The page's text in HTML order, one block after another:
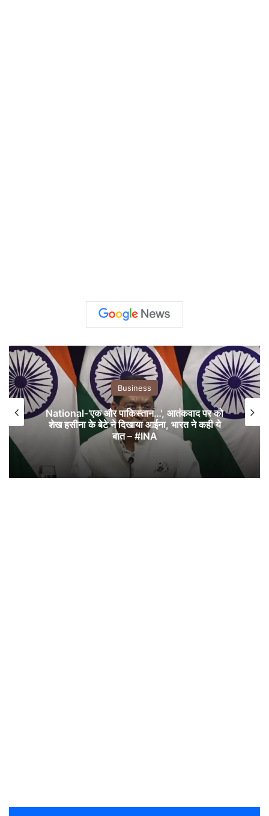
Business
National-'एक और पाकिस्तान…', आतंकवाद पर को
शेख हसीना के बेटे ने दिखाया आईना, भारत ने कही ये
बात – #INA